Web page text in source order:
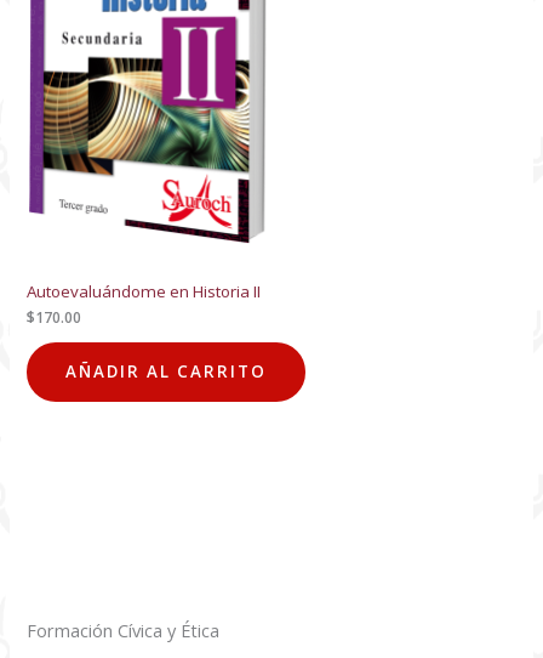
Autoevaluándome en Historia II
$170.00
AÑADIR AL CARRITO
Formación Cívica y Ética